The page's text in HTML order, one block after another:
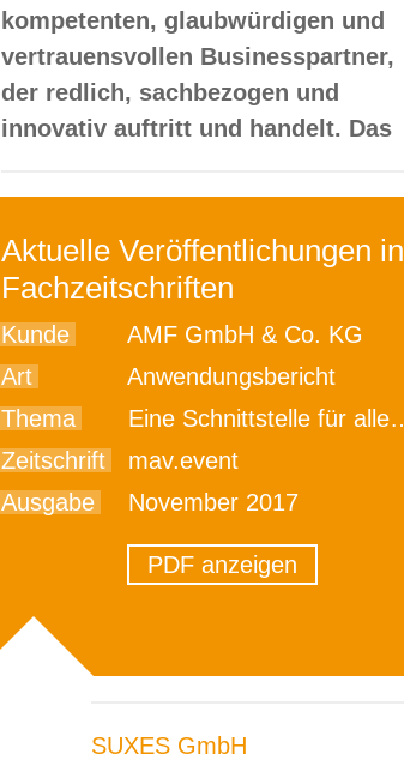
kompetenten, glaubwürdigen und
vertrauensvollen Businesspartner,
der redlich, sachbezogen und
innovativ auftritt und handelt. Das
Aktuelle Veröffentlichungen in
Fachzeitschriften
Kunde
AMF GmbH & Co. KG
Art
Anwendungsbericht
Thema
Eine Schnittstelle für alle Prozesse
Zeitschrift
mav.event
Ausgabe
November 2017
PDF anzeigen
SUXES GmbH